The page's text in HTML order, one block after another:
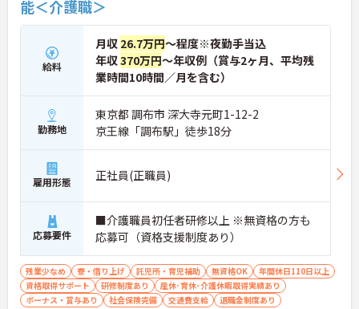
能＜介護職＞
給料
月収 26.7万円～程度※夜勤手当込
年収370万円～年収例（賞与2ヶ月、平均残
業時間10時間／月を含む）
勤務地
東京都 調布市 深大寺元町1-12-2
京王線「調布駅」徒歩18分
雇用形態 正社員(正職員)
応募要件
■介護職員初任者研修以上 ※無資格の方も
応募可（資格支援制度あり）
残業少なめ 寮・借り上げ 託児所・育児補助 無資格OK
年間休日110日以上
資格取得サポート
研修制度あり
産休･育休･介護休暇取得実績あり
ボーナス・賞与あり
社会保険完備 交通費支給 退職金制度あり